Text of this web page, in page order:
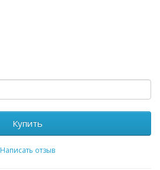
Купить
Написать отзыв